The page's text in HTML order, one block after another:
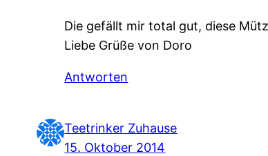
Die gefällt mir total gut, diese
Liebe Grüße von Doro
Antworten
Teetrinker Zuhause
15. Oktober 2014